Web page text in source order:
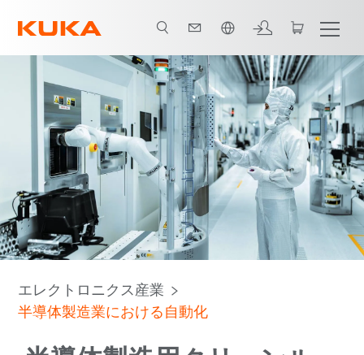
ダウンロード用Eブック ケーススタディ システムパートナー
エレクトロニクス産業
半導体製造業における自動化